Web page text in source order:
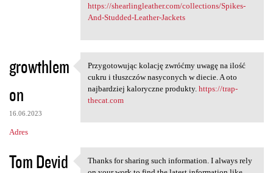
https://shearlingleather.com/collections/Spikes-
And-Studded-Leather-Jackets
growthlem
on
16.06.2023
Adres
Przygotowując kolację zwróćmy
Przygotowując kolację zwróćmy uwagę na ilość
cukru i tłuszczów nasyconych w diecie. A oto
najbardziej kaloryczne produkty. https://trap-
thecat.com
Tom Devid Thanks for sharing such
Thanks for sharing such information. I always rely